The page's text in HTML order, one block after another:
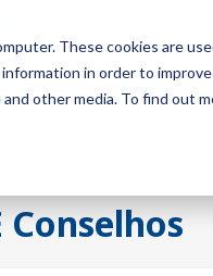
These cookies are
in order to
other media. To find out
Blog
nosso blog?
Conselhos